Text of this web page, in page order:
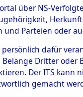
Neunburg
0003
über NS-
und Parteien oder
persönlich dafür
Dritter
Der ITS
gemacht